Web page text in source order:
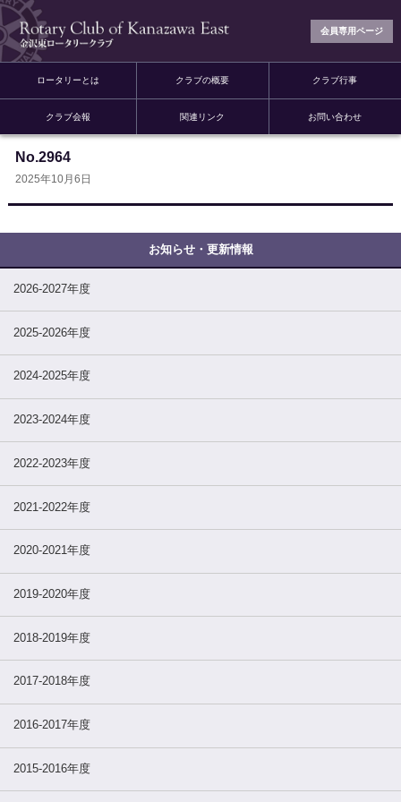
会員専用ページ
ロータリーとは クラブの概要 クラブ行事
クラブ会報 関連リンク お問い合わせ
No.2964
2025年10月6日
2026-2027年度
2025-2026年度
2024-2025年度
2023-2024年度
2022-2023年度
2021-2022年度
2020-2021年度
2019-2020年度
2018-2019年度
2017-2018年度
2016-2017年度
2015-2016年度